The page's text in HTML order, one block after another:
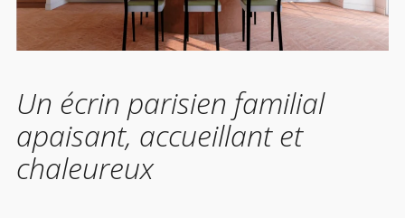
Un écrin parisien familial
apaisant, accueillant et
chaleureux